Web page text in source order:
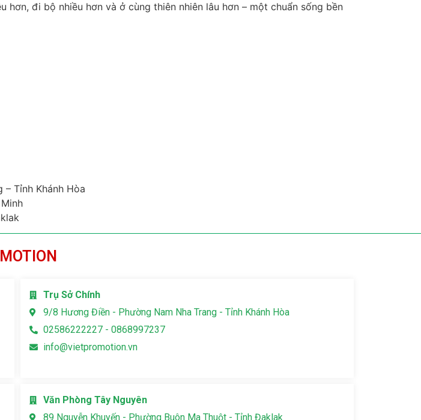
đi bộ nhiều hơn và ở cùng thiên nhiên lâu hơn – một chuẩn sống bền
Tỉnh Khánh Hòa
Trụ Sở Chính
9/8 Hương Điền - Phường Nam Nha Trang - Tỉnh Khánh Hòa
02586222227 - 0868997237
info@vietpromotion.vn
Văn Phòng Tây Nguyên
89 Nguyễn Khuyến - Phường Buôn Ma Thuột - Tỉnh Đaklak